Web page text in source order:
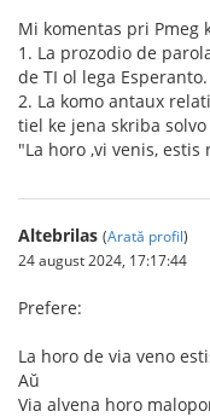
Mi komentas pri Pmeg
1. La prozodio de
de TI ol lega Esperanto.
2. La komo antaux
tiel ke jena skriba
"La horo ,vi venis, estis
Altebrilas (Arată profil)
24 august 2024, 17:17:44
Prefere:
La horo de via veno
Aŭ
Via alvena horo